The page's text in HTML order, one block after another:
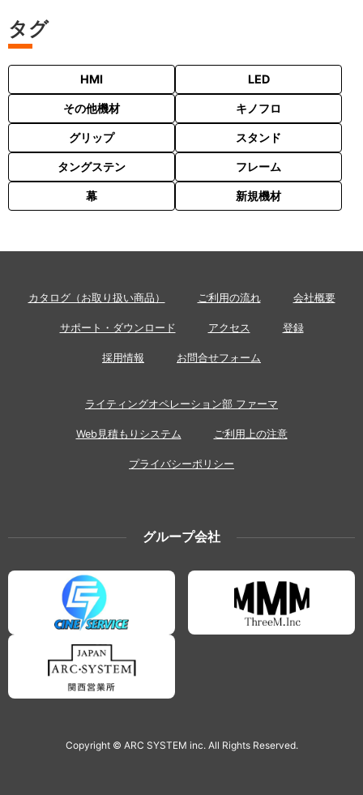
タグ
HMI LED
その他機材 キノフロ
グリップ スタンド
タングステン フレーム
幕 新規機材
カタログ（お取り扱い商品） ご利用の流れ 会社概要
サポート・ダウンロード アクセス 登録
採用情報 お問合せフォーム
ライティングオペレーション部 ファーマ
Web見積もりシステム ご利用上の注意
プライバシーポリシー
グループ会社
Copyright © ARC SYSTEM inc. All Rights Reserved.